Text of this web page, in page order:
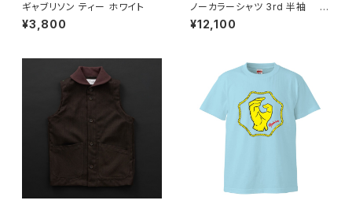
ギャブリソン ティー ホワイト
¥3,800
ノーカラーシャツ 3rd 半袖 白
×黒
¥12,100